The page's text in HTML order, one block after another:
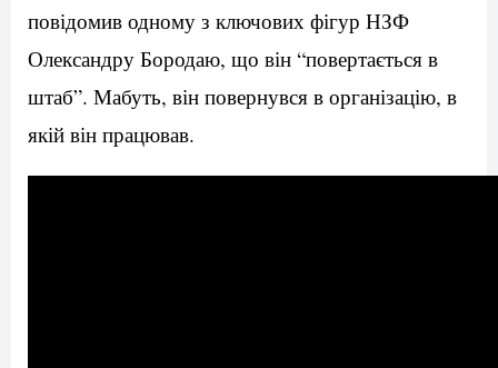
повідомив одному з ключових фігур НЗФ
Олександру Бородаю, що він “повертається в
штаб”. Мабуть, він повернувся в організацію, в
якій він працював.